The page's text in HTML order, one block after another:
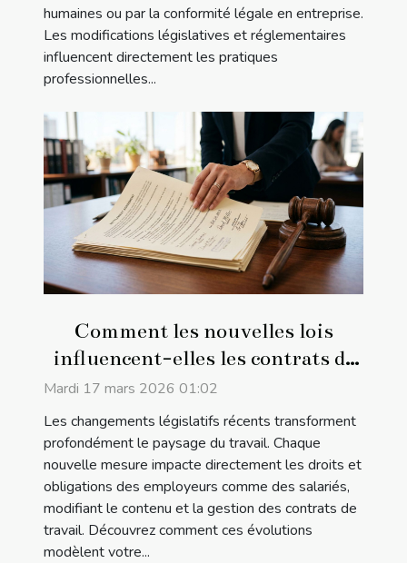
humaines ou par la conformité légale en entreprise.
Les modifications législatives et réglementaires
influencent directement les pratiques
professionnelles...
Comment les nouvelles lois
influencent-elles les contrats de
travail ?
Mardi 17 mars 2026 01:02
Les changements législatifs récents transforment
profondément le paysage du travail. Chaque
nouvelle mesure impacte directement les droits et
obligations des employeurs comme des salariés,
modifiant le contenu et la gestion des contrats de
travail. Découvrez comment ces évolutions
modèlent votre...